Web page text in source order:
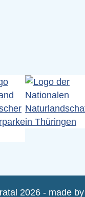
2026 - made by